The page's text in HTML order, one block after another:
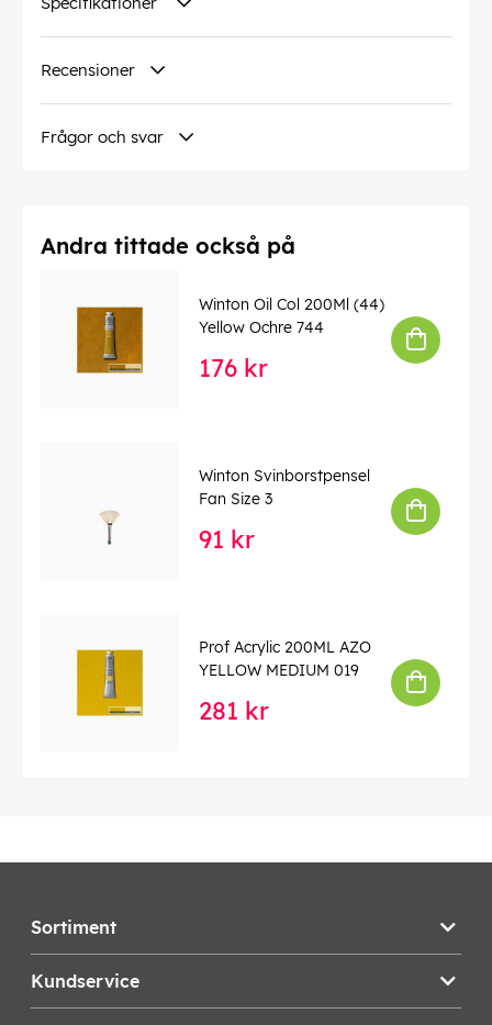
Recensioner
Frågor och svar
Andra tittade också på
Winton Oil Col 200Ml (44)
Yellow Ochre 744
176 kr
Winton Svinborstpensel
Fan Size 3
91 kr
Prof Acrylic 200ML AZO
YELLOW MEDIUM 019
281 kr
Sortiment
Kundservice